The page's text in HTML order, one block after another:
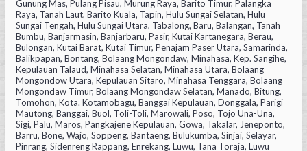
Gunung Mas, Pulang Pisau, Murung Raya, Barito Timur, Palangka
Raya, Tanah Laut, Barito Kuala, Tapin, Hulu Sungai Selatan, Hulu
Sungai Tengah, Hulu Sungai Utara, Tabalong, Baru, Balangan, Tanah
Bumbu, Banjarmasin, Banjarbaru, Pasir, Kutai Kartanegara, Berau,
Bulongan, Kutai Barat, Kutai Timur, Penajam Paser Utara, Samarinda,
Balikpapan, Bontang, Bolaang Mongondaw, Minahasa, Kep. Sangihe,
Kepulauan Talaud, Minahasa Selatan, Minahasa Utara, Bolaang
Mongondow Utara, Kepulauan Sitaro, Minahasa Tenggara, Bolaang
Mongondaw Timur, Bolaang Mongondaw Selatan, Manado, Bitung,
Tomohon, Kota. Kotamobagu, Banggai Kepulauan, Donggala, Parigi
Mautong, Banggai, Buol, Toli-Toli, Marowali, Poso, Tojo Una-Una,
Sigi, Palu, Maros, Pangkajene Kepulauan, Gowa, Takalar, Jeneponto,
Barru, Bone, Wajo, Soppeng, Bantaeng, Bulukumba, Sinjai, Selayar,
Pinrang, Sidenreng Rappang, Enrekang, Luwu, Tana Toraja, Luwu